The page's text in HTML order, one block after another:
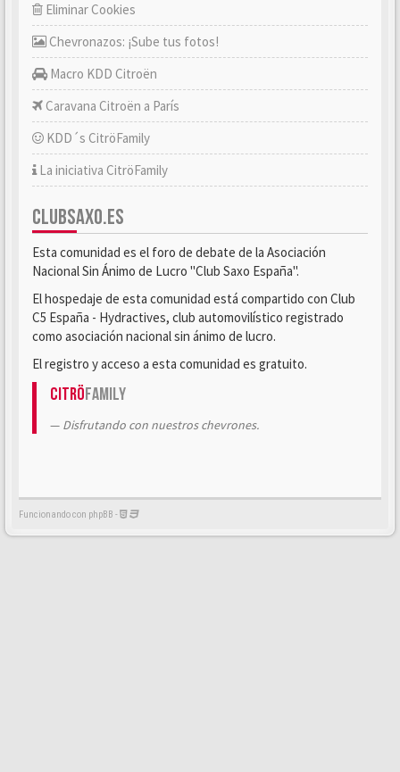
Eliminar Cookies
Chevronazos: ¡Sube tus fotos!
Macro KDD Citroën
Caravana Citroën a París
KDD´s CitröFamily
La iniciativa CitröFamily
CLUBSAXO.ES
Esta comunidad es el foro de debate de la Asociación
Nacional Sin Ánimo de Lucro "Club Saxo España".
El hospedaje de esta comunidad está compartido con Club
C5 España - Hydractives, club automovilístico registrado
como asociación nacional sin ánimo de lucro.
El registro y acceso a esta comunidad es gratuito.
CitröFamily
Disfrutando con nuestros chevrones.
Funcionando con phpBB -